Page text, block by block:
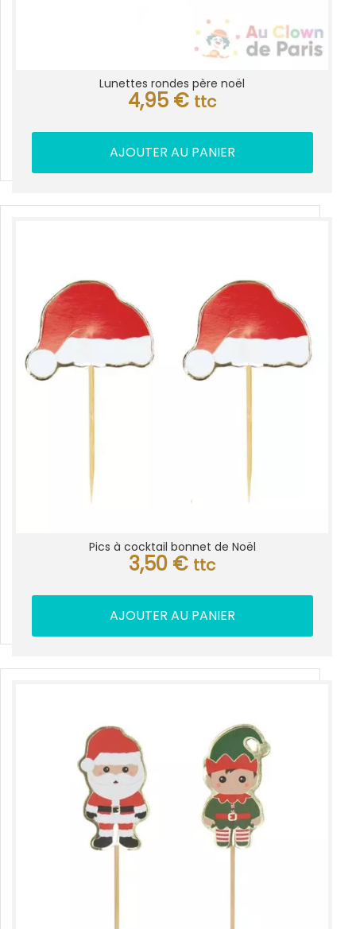
Lunettes rondes père noël
4,95 € ttc
AJOUTER AU PANIER
Pics à cocktail bonnet de Noël
3,50 € ttc
AJOUTER AU PANIER